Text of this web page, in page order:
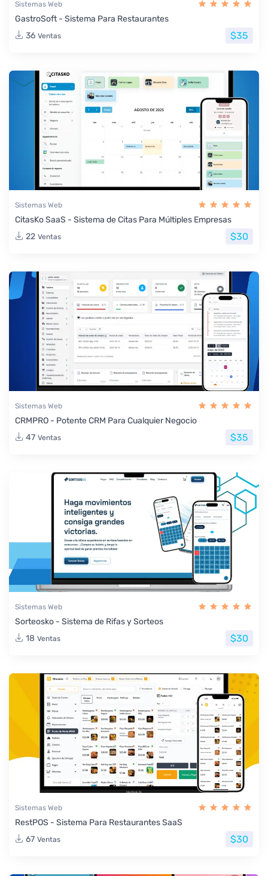
Sistemas Web
GastroSoft - Sistema Para Restaurantes
36 Ventas $35
Sistemas Web
CitasKo SaaS - Sistema de Citas Para Múltiples Empresas
22 Ventas $30
Sistemas Web
CRMPRO - Potente CRM Para Cualquier Negocio
47 Ventas $35
Sistemas Web
Sorteosko - Sistema de Rifas y Sorteos
18 Ventas $30
Sistemas Web
RestPOS - Sistema Para Restaurantes SaaS
67 Ventas $30